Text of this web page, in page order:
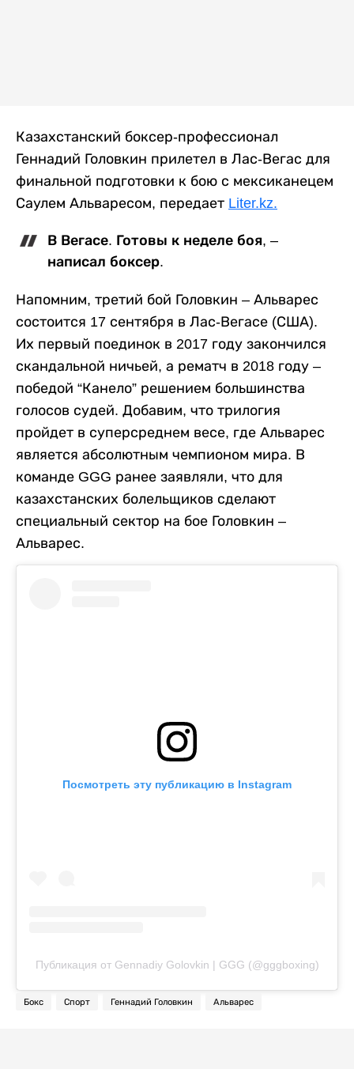
Казахстанский боксер-профессионал
Геннадий Головкин прилетел в Лас-Вегас для
финальной подготовки к бою с мексиканецем
Саулем Альваресом, передает Liter.kz.
В Вегасе. Готовы к неделе боя, –
написал боксер.
Напомним, третий бой Головкин – Альварес
состоится 17 сентября в Лас-Вегасе (США).
Их первый поединок в 2017 году закончился
скандальной ничьей, а рематч в 2018 году –
победой “Канело” решением большинства
голосов судей. Добавим, что трилогия
пройдет в суперсреднем весе, где Альварес
является абсолютным чемпионом мира. В
команде GGG ранее заявляли, что для
казахстанских болельщиков сделают
специальный сектор на бое Головкин –
Альварес.
Посмотреть эту публикацию в Instagram
Публикация от Gennadiy Golovkin | GGG (@gggboxing)
Бокс Спорт Геннадий Головкин Альварес